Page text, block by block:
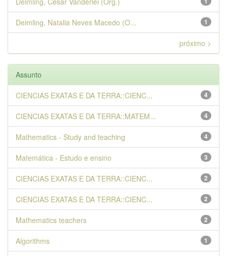
1
Deimling, Natalia Neves Macedo (O...
próximo >
Assunto
4
CIENCIAS EXATAS E DA TERRA::CIENC...
4
CIENCIAS EXATAS E DA TERRA::MATEM...
4
Mathematics - Study and teaching
3
Matemática - Estudo e ensino
2
CIENCIAS EXATAS E DA TERRA::CIENC...
2
CIENCIAS EXATAS E DA TERRA::CIENC...
2
Mathematics teachers
1
Algorithms